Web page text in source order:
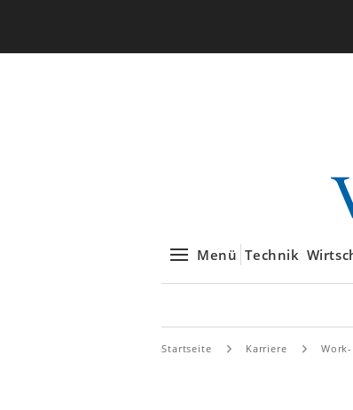
Menü Technik
Startseite Karriere